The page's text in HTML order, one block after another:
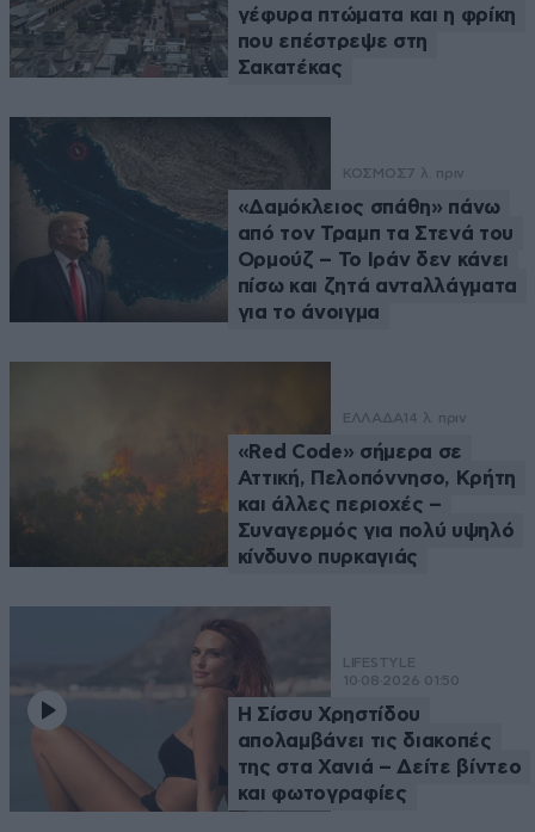
γέφυρα πτώματα και η φρίκη
που επέστρεψε στη
Σακατέκας
ΚΟΣΜΟΣ7 λ. πριν
«Δαμόκλειος σπάθη» πάνω
από τον Τραμπ τα Στενά του
Ορμούζ – Το Ιράν δεν κάνει
πίσω και ζητά ανταλλάγματα
για το άνοιγμα
ΕΛΛΑΔΑ 14 λ. πριν
«Red Code» σήμερα σε
Αττική, Πελοπόννησο, Κρήτη
και άλλες περιοχές –
Συναγερμός για πολύ υψηλό
κίνδυνο πυρκαγιάς
LIFESTYLE
10·08·2026 01:50
Η Σίσσυ Χρηστίδου
απολαμβάνει τις διακοπές
της στα Χανιά – Δείτε βίντεο
και φωτογραφίες